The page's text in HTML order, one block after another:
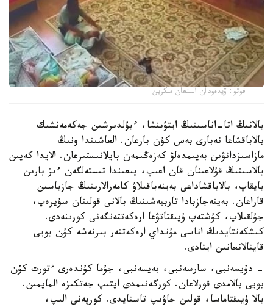
فوتو: ۆيدەودان الىنعان سكرين
بالانىڭ اتا-اناسىنىڭ ايتۋىنشا، ءبۇلدىرشىن جەكەمەنشىك
بالاباقشاعا نەبارى بەس كۇن بارعان. العاشىندا ونىڭ
مازاسىزدانۋىن بەيىمدەلۋ كەزەڭىمەن بايلانىستىرعان. الايدا كەيىن
بالاسىنىڭ قۇلاعىنان قان اعىپ، يىعىندا تىستەلگەن ءىز بارىن
بايقاپ، بالاباقشاداعى بەينەباقىلاۋ كامەرالارىنىڭ جازباسىن
قاراعان. بەينەجازبادا تاربيەشىنىڭ بالانى قولىنان سۇيرەپ،
جۇلقىلاپ، كۇشتەپ ۇيىقتاتۋعا ارەكەتتەنگەنى كورىنەدى.
كىشكەنتايدىڭ اناسى مۇنداي ارەكەتتەر بىرنەشە كۇن بويى
قايتالانعانىن ايتادى.
- دۇيسەنبى، سارسەنبى، بەيسەنبى، جۇما كۇندەرى ءتورت كۇن
بويى بالامدى قورلاعان. كورگەنىمدى ايتىپ جەتكىزە المايمىن.
بالا ۇيىقتاماسا، قولىن جاۋىپ تاستايدى. كورپەنى الىپ،